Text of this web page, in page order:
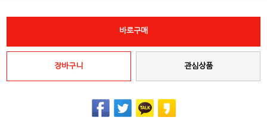
바로구매
장바구니 관심상품